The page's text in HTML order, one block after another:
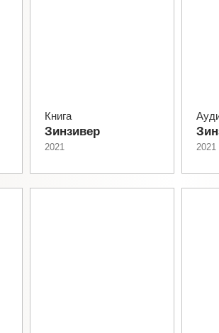
Книга
Зинзивер
2021 2021